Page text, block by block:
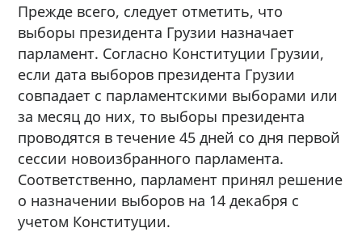
Прежде всего, следует отметить, что
выборы президента Грузии назначает
парламент. Согласно Конституции Грузии,
если дата выборов президента Грузии
совпадает с парламентскими выборами или
за месяц до них, то выборы президента
проводятся в течение 45 дней со дня первой
сессии новоизбранного парламента.
Соответственно, парламент принял решение
о назначении выборов на 14 декабря с
учетом Конституции.